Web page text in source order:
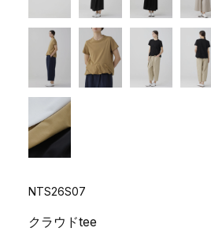
NTS26S07
クラウドtee